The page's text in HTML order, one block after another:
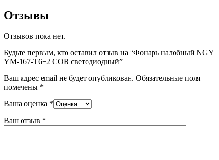
Отзывы
Отзывов пока нет.
Будьте первым, кто оставил отзыв на “Фонарь налобный NGY
YM-167-T6+2 COB светодиодный”
Ваш адрес email не будет опубликован. Обязательные поля
помечены *
Ваша оценка *
Ваш отзыв *